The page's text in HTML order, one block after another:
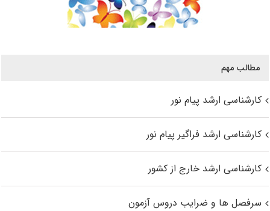
مطالب مهم
کارشناسی ارشد پیام نور
کارشناسی ارشد فراگیر پیام نور
کارشناسی ارشد خارج از کشور
سرفصل ها و ضرایب دروس آزمون